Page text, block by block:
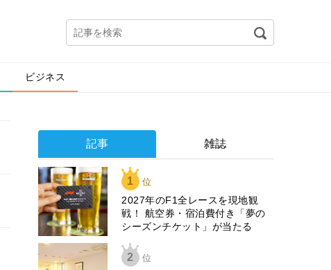
ビジネス
記事 雑誌
1 位
2027年のF1全レースを現地観
戦！ 航空券・宿泊費付き「夢の
シーズンチケット」が当たる
2 位